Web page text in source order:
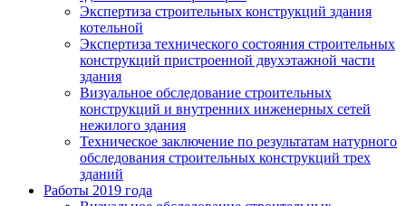
Экспертиза строительных конструкций здания
котельной
Экспертиза технического состояния строительных
конструкций пристроенной двухэтажной части
здания
Визуальное обследование строительных
конструкций и внутренних инженерных сетей
нежилого здания
Техническое заключение по результатам натурного
обследования строительных конструкций трех
зданий
Работы 2019 года